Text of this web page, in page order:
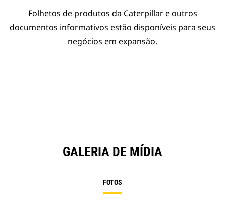
Folhetos de produtos da Caterpillar e outros
documentos informativos estão disponíveis para seus
negócios em expansão.
GALERIA DE MÍDIA
FOTOS